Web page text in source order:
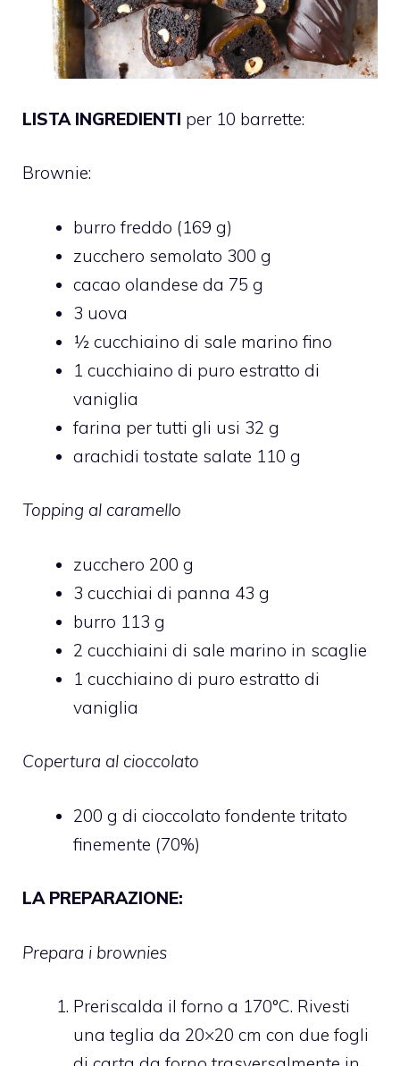
LISTA INGREDIENTI per 10 barrette:
Brownie:
burro freddo (169 g)
zucchero semolato 300 g
cacao olandese da 75 g
3 uova
½ cucchiaino di sale marino fino
1 cucchiaino di puro estratto di
vaniglia
farina per tutti gli usi 32 g
arachidi tostate salate 110 g
Topping al caramello
zucchero 200 g
3 cucchiai di panna 43 g
burro 113 g
2 cucchiaini di sale marino in scaglie
1 cucchiaino di puro estratto di
vaniglia
Copertura al cioccolato
200 g di cioccolato fondente tritato
finemente (70%)
LA PREPARAZIONE:
Prepara i brownies
Preriscalda il forno a 170°C. Rivesti
una teglia da 20×20 cm con due fogli